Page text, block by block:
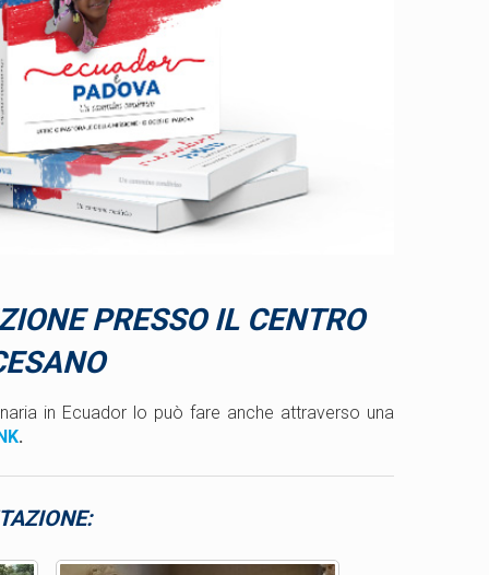
PRESSO IL CENTRO
in Ecuador lo può fare anche attraverso una
.